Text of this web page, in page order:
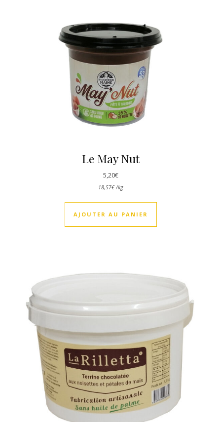
Le May Nut
5,20€
18,57€ /kg
AJOUTER AU PANIER